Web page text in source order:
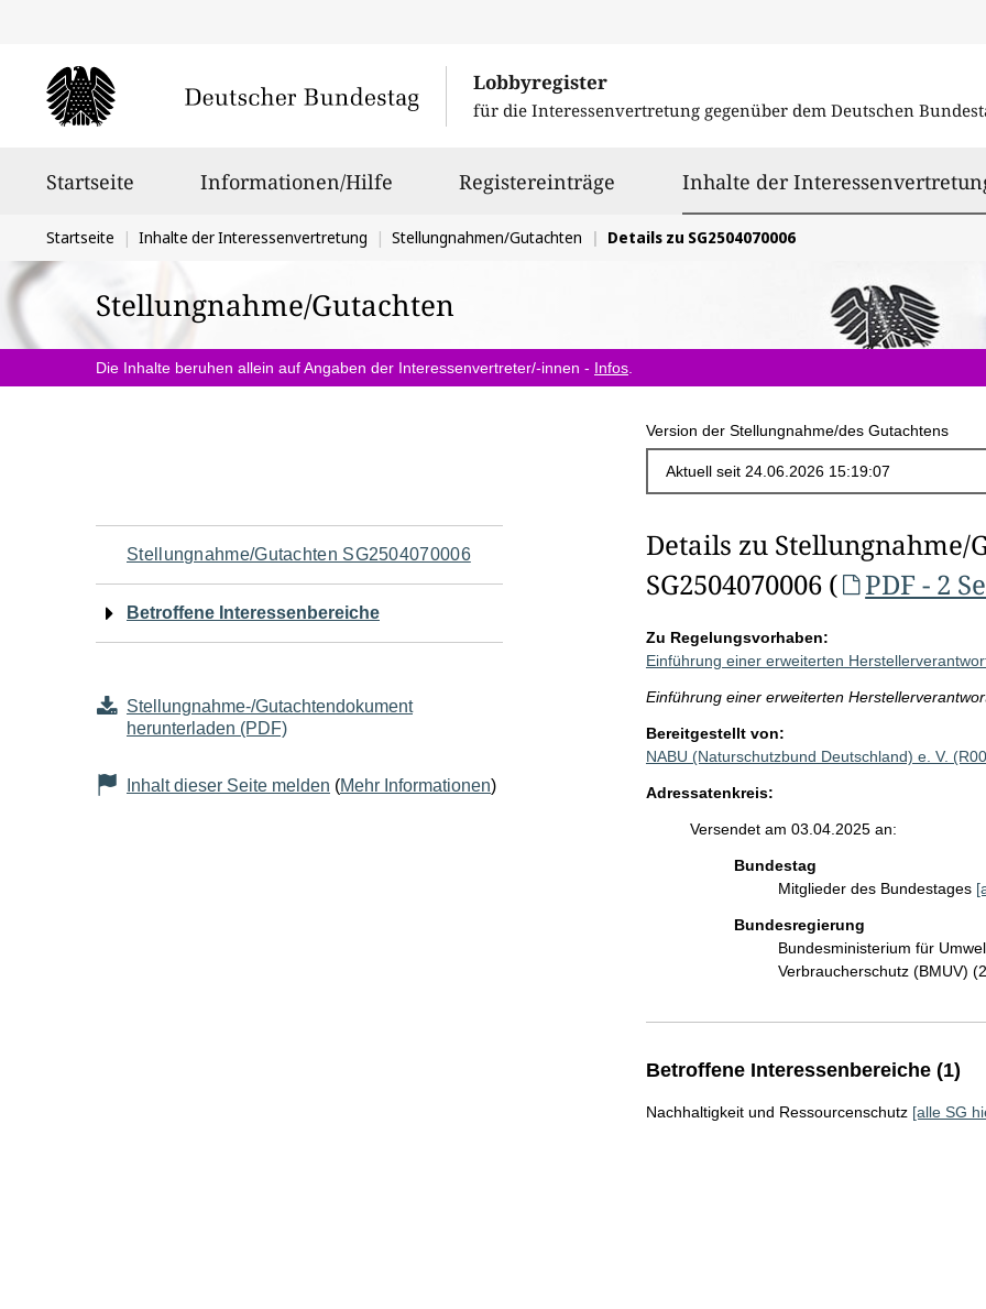
Lobbyregister
für die Interessenvertretung gegenüber dem Deutschen
Startseite Informationen/Hilfe Registereinträge Inhalte der
Sie
befinden
sich
hier:
Startseite Inhalte der Interessenvertretung Stellungnahmen/Gutachten Details zu SG2504070006
Stellungnahme/Gutachten
Die Inhalte beruhen allein auf Angaben der Interessenvertreter/-innen - Infos
Version der Stellungnahme/des Gutachtens
Navigation
für
Seiteninhalt
Stellungnahme/Gutachten SG2504070006
Betroffene Interessenbereiche
Stellungnahme-/Gutachtendokument
herunterladen (PDF)
Inhalt dieser Seite melden (Mehr Informationen)
Details zu Stellungnahme/
SG2504070006 (
PDF - 2
Zu Regelungsvorhaben:
Einführung einer erweiterten
Einführung einer erweiterten
Bereitgestellt von:
NABU (Naturschutzbund Deutschland) e. V.
Adressatenkreis:
Versendet am 03.04.2025 an:
Bundestag
Mitglieder des Bundestages
Bundesregierung
Bundesministerium für
Verbraucherschutz (BMUV)
Betroffene Interessenbereiche (1)
Nachhaltigkeit und Ressourcenschutz [alle SG